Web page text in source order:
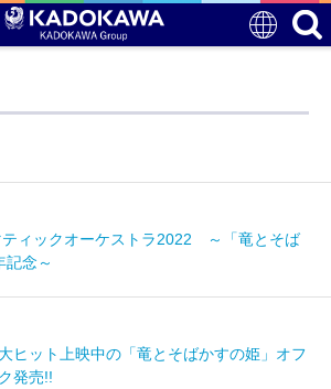
ティックオーケストラ2022 ～「竜とそば
記念～
ヒット上映中の「竜とそばかすの姫」オフ
発売!!